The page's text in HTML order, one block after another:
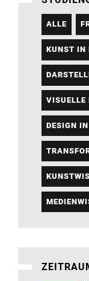
ALLE
KUNST IN
VISUELLE
DESIGN